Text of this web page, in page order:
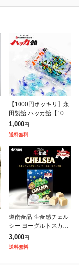
【1000円ポッキリ】永
田製飴 ハッカ飴【100g
×3個】北海道 お土産 の
ど飴 キャンディ ミント
北海道限定 ご当地 ギフ
ト
1,000円
送料無料
道南食品 生食感チェル
シー ヨーグルトスカッ
チ味 標準21粒入 90g 2
個セット 送料無料 北海
道産 ご当地 キャラメル
3,000円
送料無料